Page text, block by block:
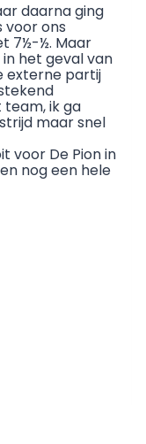
daarna ging
voor ons
7½-½. Maar
het geval van
externe partij
ik ga
maar snel
voor De Pion in
nog een hele